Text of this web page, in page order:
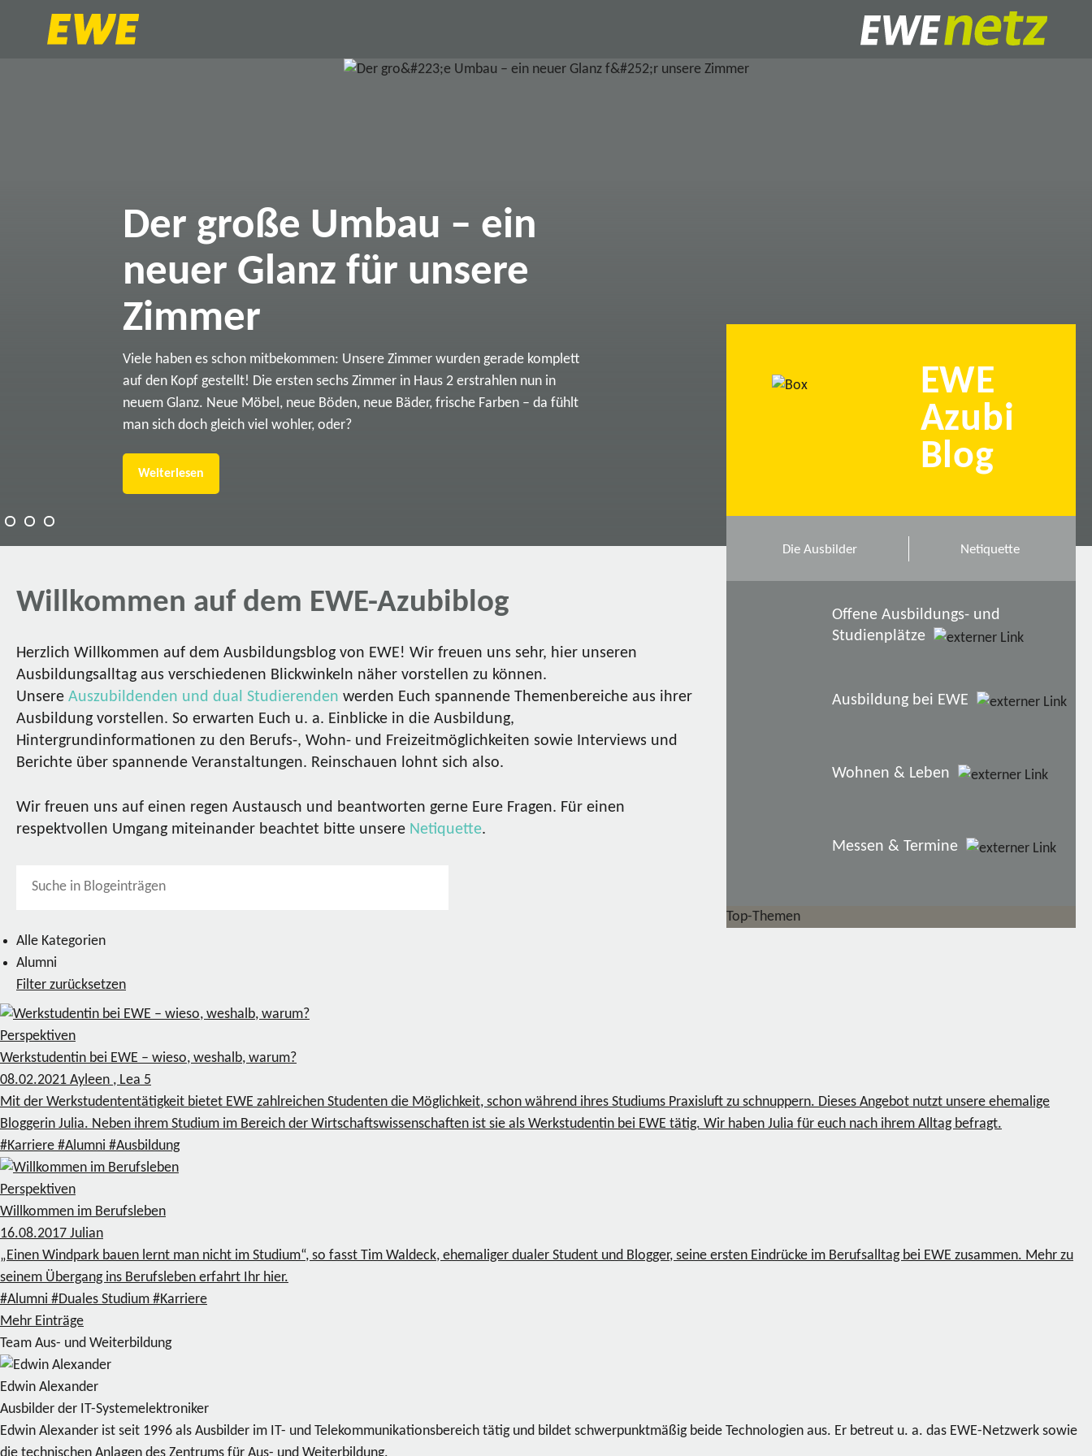
Der große Umbau – ein
neuer Glanz für unsere
Zimmer
Viele haben es schon mitbekommen: Unsere Zimmer wurden gerade komplett
auf den Kopf gestellt! Die ersten sechs Zimmer in Haus 2 erstrahlen nun in
neuem Glanz. Neue Möbel, neue Böden, neue Bäder, frische Farben – da fühlt
man sich doch gleich viel wohler, oder?
Weiterlesen
Willkommen auf dem EWE-Azubiblog
Herzlich Willkommen auf dem Ausbildungsblog von EWE! Wir freuen uns sehr, hier unseren
Ausbildungsalltag aus verschiedenen Blickwinkeln näher vorstellen zu können.
Unsere Auszubildenden und dual Studierenden werden Euch spannende Themenbereiche aus ihrer
Ausbildung vorstellen. So erwarten Euch u. a. Einblicke in die Ausbildung,
Hintergrundinformationen zu den Berufs-, Wohn- und Freizeitmöglichkeiten sowie Interviews und
Berichte über spannende Veranstaltungen. Reinschauen lohnt sich also.
Wir freuen uns auf einen regen Austausch und beantworten gerne Eure Fragen. Für einen
respektvollen Umgang miteinander beachtet bitte unsere Netiquette.
Alle Kategorien
Alumni
Filter zurücksetzen
EWE
Azubi
Blog
Die Ausbilder Netiquette
Offene Ausbildungs- und
Studienplätze
Ausbildung bei EWE
Wohnen & Leben
Messen & Termine
Top-Themen
Perspektiven
Werkstudentin bei EWE – wieso, weshalb, warum?
08.02.2021 Ayleen , Lea 5
Mit der Werkstudententätigkeit bietet EWE zahlreichen Studenten die Möglichkeit, schon während ihres Studiums Praxisluft zu schnuppern. Dieses Angebot nutzt unsere ehemalige
Bloggerin Julia. Neben ihrem Studium im Bereich der Wirtschaftswissenschaften ist sie als Werkstudentin bei EWE tätig. Wir haben Julia für euch nach ihrem Alltag befragt.
#Karriere #Alumni #Ausbildung
Perspektiven
Willkommen im Berufsleben
16.08.2017 Julian
„Einen Windpark bauen lernt man nicht im Studium“, so fasst Tim Waldeck, ehemaliger dualer Student und Blogger, seine ersten Eindrücke im Berufsalltag bei EWE zusammen. Mehr zu
seinem Übergang ins Berufsleben erfahrt Ihr hier.
#Alumni #Duales Studium #Karriere
Mehr Einträge
Team Aus- und Weiterbildung
Edwin Alexander
Ausbilder der IT-Systemelektroniker
Edwin Alexander ist seit 1996 als Ausbilder im IT- und Telekommunikationsbereich tätig und bildet schwerpunktmäßig beide Technologien aus. Er betreut u. a. das EWE-Netzwerk sowie